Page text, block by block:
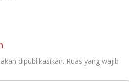
dipublikasikan. Ruas yang wajib